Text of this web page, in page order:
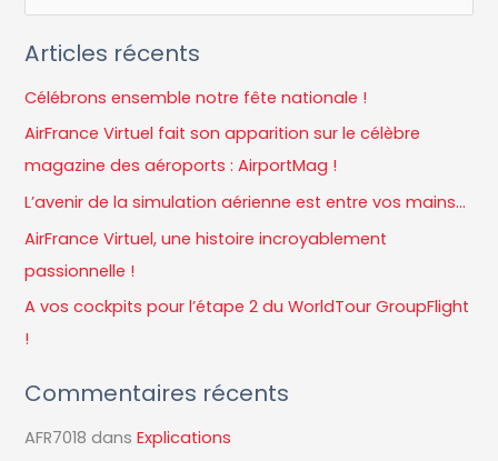
c
h
e
r
:
Articles récents
Célébrons ensemble notre fête nationale !
AirFrance Virtuel fait son apparition sur le célèbre
magazine des aéroports : AirportMag !
L’avenir de la simulation aérienne est entre vos mains…
AirFrance Virtuel, une histoire incroyablement
passionnelle !
A vos cockpits pour l’étape 2 du WorldTour GroupFlight
!
Commentaires récents
AFR7018 dansExplications